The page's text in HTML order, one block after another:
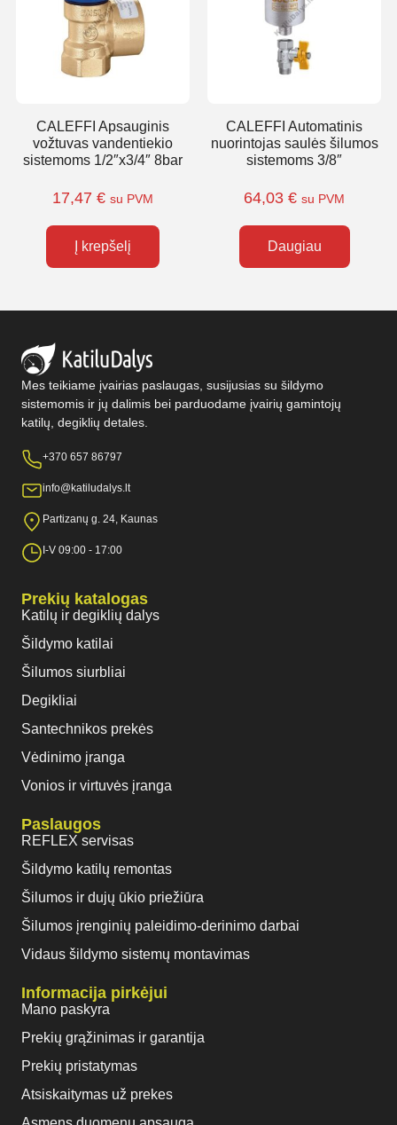
CALEFFI Apsauginis
vožtuvas vandentiekio
sistemoms 1/2″x3/4″ 8bar
17,47 € su PVM
Į krepšelį
CALEFFI Automatinis
nuorintojas saulės šilumos
sistemoms 3/8″
64,03 € su PVM
Daugiau
Mes teikiame įvairias paslaugas, susijusias su šildymo
sistemomis ir jų dalimis bei parduodame įvairių gamintojų
katilų, degiklių detales.
+370 657 86797
info@katiludalys.lt
Partizanų g. 24, Kaunas
I-V 09:00 - 17:00
Prekių katalogas
Katilų ir degiklių dalys
Šildymo katilai
Šilumos siurbliai
Degikliai
Santechnikos prekės
Vėdinimo įranga
Vonios ir virtuvės įranga
Paslaugos
REFLEX servisas
Šildymo katilų remontas
Šilumos ir dujų ūkio priežiūra
Šilumos įrenginių paleidimo-derinimo darbai
Vidaus šildymo sistemų montavimas
Informacija pirkėjui
Mano paskyra
Prekių grąžinimas ir garantija
Prekių pristatymas
Atsiskaitymas už prekes